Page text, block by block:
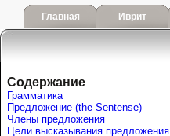
Главная Иврит
Содержание
Грамматика
Предложение (the Sentense)
Члены предложения
Цели высказывания предложения